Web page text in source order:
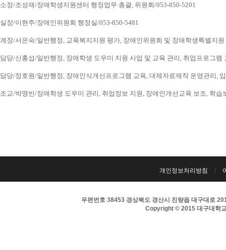
소장/조성재/장애학생지원센터 행정업무 총괄, 위원회/053-850-5201
실장/이현주/장애인위원회 행정실/053-850-5481
계장/서은숙/일반행정, 교육복지지원 평가, 장애인위원회 및 장애학생특별지
담당/신홍섭/일반행정, 장애학생 도우미 지원 사업 및 교육 관리, 취업프로그
담당/정호원/일반행정, 장애인식개선프로그램 교육, 대체자료제작 운영관리,
조교/박명빈/장애학생 도우미 관리, 취업정보 지원, 장애인개선교육 보조, 학
개인정보처리방침
우편번호 38453 경상북도 경산시 진량읍 대구대로
Copyright © 2015 대구대학